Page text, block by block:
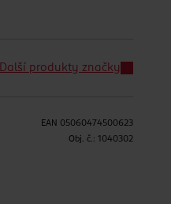
Další produkty značky
EAN 05060474500623
Obj. č.: 1040302